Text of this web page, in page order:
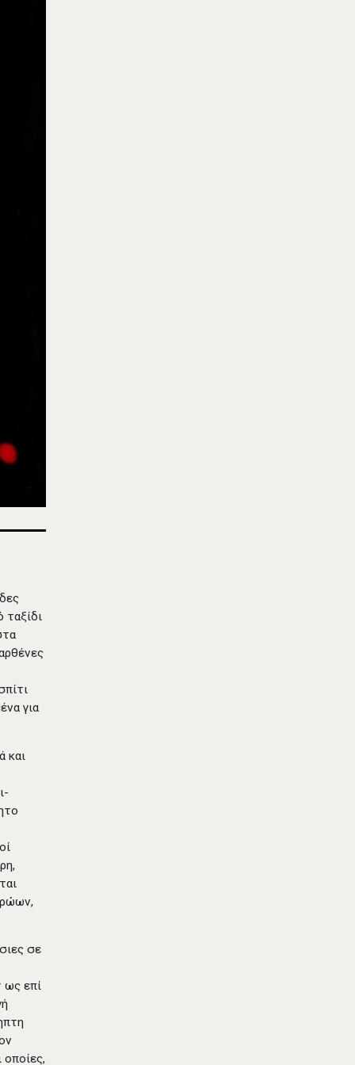
ταξίδι
για
και
σε
ως επί